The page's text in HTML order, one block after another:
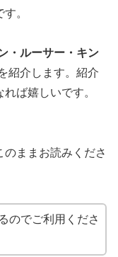
。
・ルーサー・キン
紹介します。 紹介
ば嬉しいです。
ままお読みくださ
のでご利用くださ